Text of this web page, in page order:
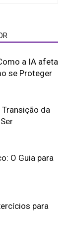
a IA afeta
se Proteger
da
O Guia para
para